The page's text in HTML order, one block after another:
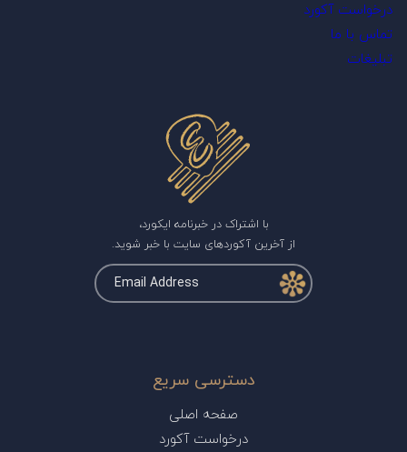
درخواست آکورد
تماس با ما
تبلیغات
با اشتراک در خبرنامه ایکورد،
از آخرین آکوردهای سایت با خبر شوید.
دسترسی سریع
صفحه اصلی
درخواست آکورد